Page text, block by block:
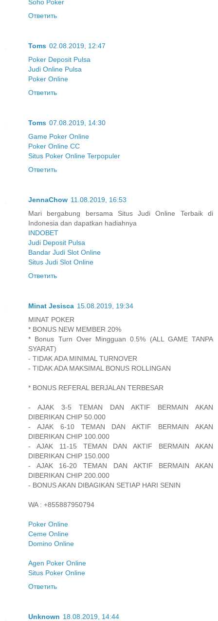
Soho Poker
Ответить
Toms 02.08.2019, 12:47
Poker Deposit Pulsa
Judi Online Pulsa
Poker Online
Ответить
Toms 07.08.2019, 14:30
Game Poker Online
Poker Online CC
Situs Poker Online Terpopuler
Ответить
JennaChow 11.08.2019, 16:53
Mari bergabung bersama Situs Judi Online Terbaik di
Indonesia dan dapatkan hadiahnya
INDOBET
Judi Deposit Pulsa
Bandar Judi Slot Online
Situs Judi Slot Online
Ответить
Minat Jesisca 15.08.2019, 19:34
MINAT POKER
* BONUS NEW MEMBER 20%
* Bonus Turn Over Mingguan 0.5% (ALL GAME TANPA
SYARAT)
- TIDAK ADA MINIMAL TURNOVER
- TIDAK ADA MAKSIMAL BONUS ROLLINGAN
* BONUS REFERAL BERJALAN TERBESAR
- AJAK 3-5 TEMAN DAN AKTIF BERMAIN AKAN
DIBERIKAN CHIP 50.000
- AJAK 6-10 TEMAN DAN AKTIF BERMAIN AKAN
DIBERIKAN CHIP 100.000
- AJAK 11-15 TEMAN DAN AKTIF BERMAIN AKAN
DIBERIKAN CHIP 150.000
- AJAK 16-20 TEMAN DAN AKTIF BERMAIN AKAN
DIBERIKAN CHIP 200.000
- BONUS AKAN DIBAGIKAN SETIAP HARI SENIN
WA : +855887950794
Poker Online
Ceme Online
Domino Online
Agen Poker Online
Situs Poker Online
Ответить
Unknown 18.08.2019, 14:44